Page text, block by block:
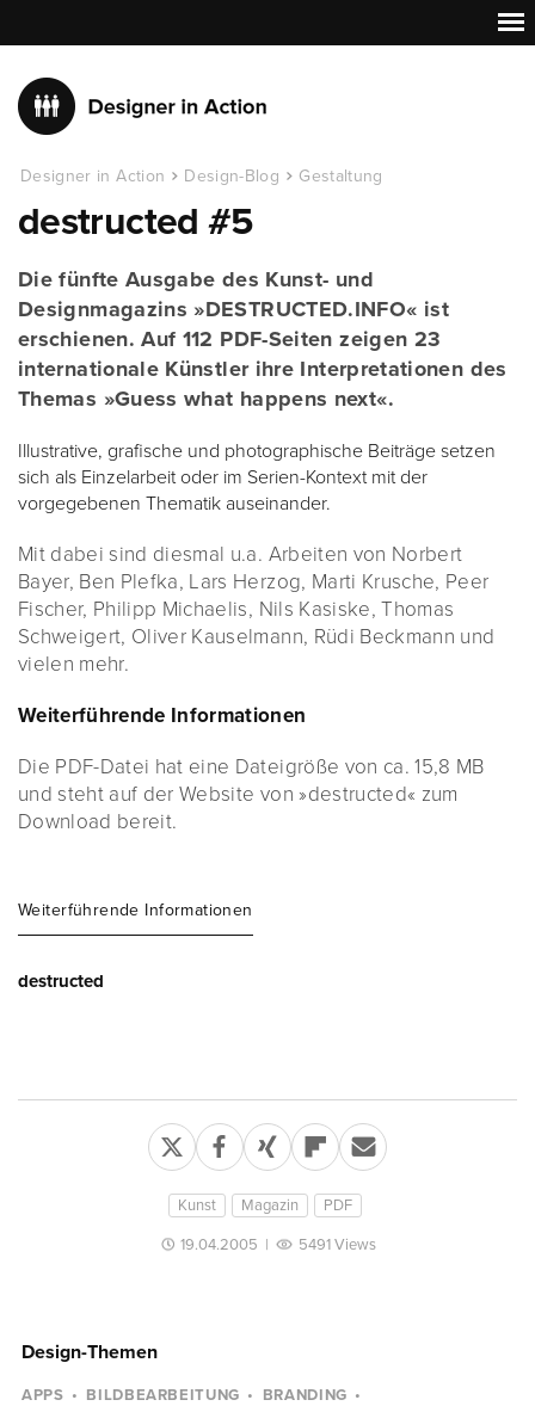
Designer in Action Design-Blog Gestaltung
destructed #5
Die fünfte Ausgabe des Kunst- und
Designmagazins »DESTRUCTED.INFO« ist
erschienen. Auf 112 PDF-Seiten zeigen 23
internationale Künstler ihre Interpretationen des
Themas »Guess what happens next«.
Illustrative, grafische und photographische Beiträge setzen
sich als Einzelarbeit oder im Serien-Kontext mit der
vorgegebenen Thematik auseinander.
Mit dabei sind diesmal u.a. Arbeiten von Norbert
Bayer, Ben Plefka, Lars Herzog, Marti Krusche, Peer
Fischer, Philipp Michaelis, Nils Kasiske, Thomas
Schweigert, Oliver Kauselmann, Rüdi Beckmann und
vielen mehr.
Weiterführende Informationen
Die PDF-Datei hat eine Dateigröße von ca. 15,8 MB
und steht auf der Website von »destructed« zum
Download bereit.
Weiterführende Informationen
destructed
Kunst Magazin PDF
19.04.2005 | 5491 Views
Design-Themen
APPS BILDBEARBEITUNG
BRANDING